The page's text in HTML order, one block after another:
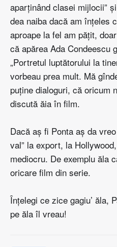
aparţinând clasei mijlocii”
dea naiba dacă am înţeles
aproape la fel am păţit,
că apărea Ada Condeescu
„Portretul luptătorului la
vorbeau prea mult. Mă
puţine dialoguri, că oricum
discută ăia în film.
Dacă aş fi Ponta aş da
val” la export, la
mediocru. De exemplu ăla
oricare film din serie.
Înţelegi ce zice gagiu’ ăla,
pe ăla îl vreau!